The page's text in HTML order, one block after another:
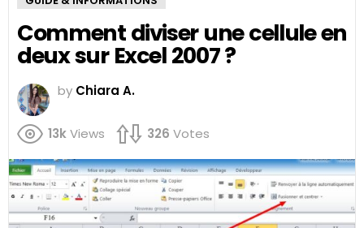
Comment diviser une cellule en
deux sur Excel 2007 ?
by Chiara A.
13kViews 326 Votes